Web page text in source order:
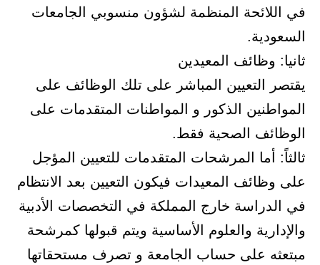
المنظمة لشؤون منسوبي الجامعات
المعيدين
المباشر على تلك الوظائف على
الذكور و المواطنات المتقدمات على
الصحية فقط.
المرشحات المتقدمات للتعيين المؤجل
المعيدات فيكون التعيين بعد الانتظام
خارج المملكة في التخصصات الأدبية
والعلوم الأساسية ويتم قبولها كمرشحة
حساب الجامعة و تصرف مستحقاتها